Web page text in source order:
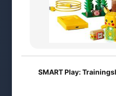
SMART Play: